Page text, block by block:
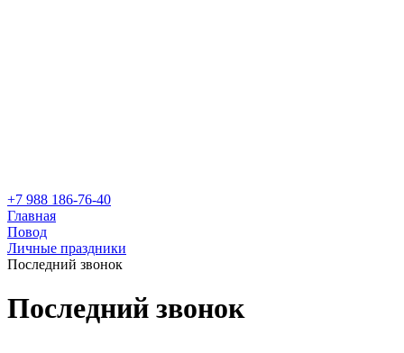
+7 988 186-76-40
Главная
Повод
Личные праздники
Последний звонок
Последний звонок